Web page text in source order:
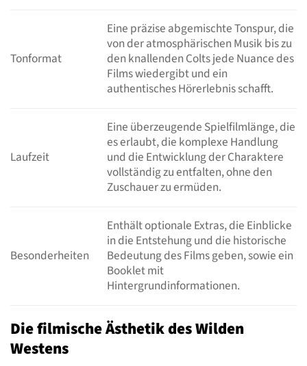
Tonformat
Eine präzise abgemischte Tonspur, die
von der atmosphärischen Musik bis zu
den knallenden Colts jede Nuance des
Films wiedergibt und ein
authentisches Hörerlebnis schafft.
Laufzeit
Eine überzeugende Spielfilmlänge, die
es erlaubt, die komplexe Handlung
und die Entwicklung der Charaktere
vollständig zu entfalten, ohne den
Zuschauer zu ermüden.
Besonderheiten
Enthält optionale Extras, die Einblicke
in die Entstehung und die historische
Bedeutung des Films geben, sowie ein
Booklet mit
Hintergrundinformationen.
Die filmische Ästhetik des Wilden
Westens